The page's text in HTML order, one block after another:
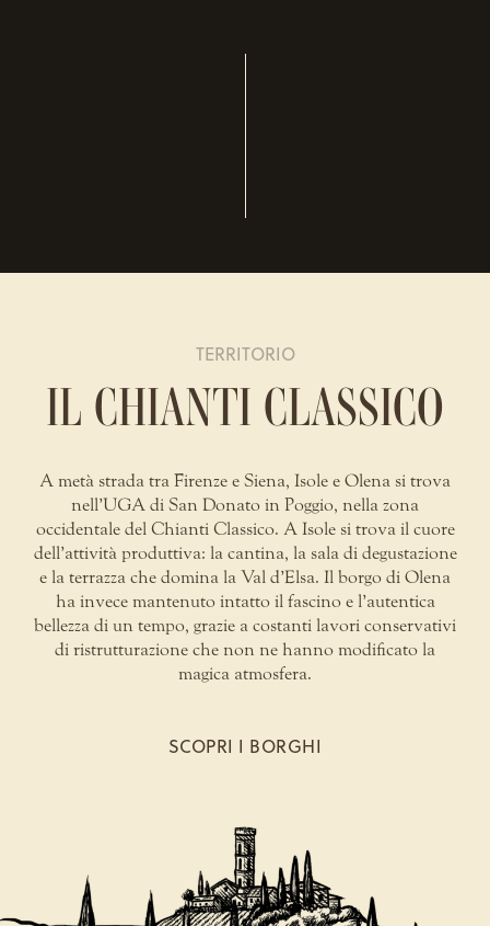
TERRITORIO
IL CHIANTI CLASSICO
A metà strada tra Firenze e Siena, Isole e Olena si trova
nell’UGA di San Donato in Poggio, nella zona
occidentale del Chianti Classico. A Isole si trova il cuore
dell’attività produttiva: la cantina, la sala di degustazione
e la terrazza che domina la Val d’Elsa. Il borgo di Olena
ha invece mantenuto intatto il fascino e l’autentica
bellezza di un tempo, grazie a costanti lavori conservativi
di ristrutturazione che non ne hanno modificato la
magica atmosfera.
SCOPRI I BORGHI